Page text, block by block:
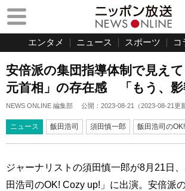
エンタメ ニュース スポーツ コ
安倍派の集団指導体制で見え
元首相」の存在感 「もう、影
NEWS ONLINE 編集部 公開： 2023-08-21 （2023-08-21更
ニュース 飯田浩司 須田慎一郎 飯田浩司の
ジャーナリストの須田慎一郎が8月21日
田浩司のOK! Cozy up!」に出演。安倍派